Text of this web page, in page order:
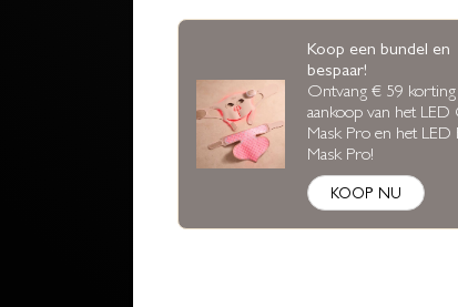
Koop een bundel en
bespaar!
Ontvang € 59
aankoop van het LED
Mask Pro en het LED
Mask Pro!
KOOP NU